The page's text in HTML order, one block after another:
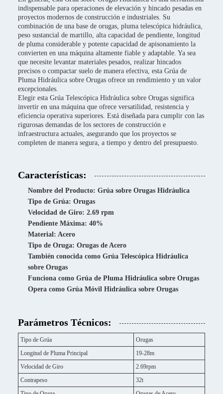
indispensable para operaciones de elevación y hincado pesadas en
proyectos modernos de construcción e industriales. Su
combinación de una base de orugas, pluma telescópica hidráulica,
peso sustancial de martillo, alta capacidad de pendiente, longitud
de pluma considerable y potente capacidad de apisonamiento la
convierten en una máquina altamente fiable y adaptable. Ya sea
que necesite levantar materiales pesados, realizar hincados
precisos o compactar suelo de manera efectiva, esta Grúa de
Pluma Hidráulica sobre Orugas ofrece un rendimiento y un valor
excepcionales.
Elegir esta Grúa Telescópica Hidráulica sobre Orugas significa
invertir en una máquina que ofrece versatilidad, resistencia y
eficiencia operativa superiores. Está diseñada para cumplir con las
rigurosas demandas de los sectores de construcción e
infraestructura actuales, asegurando que los proyectos se
completen de manera segura, a tiempo y dentro del presupuesto.
Características:
Nombre del Producto: Grúa sobre Orugas Hidráulica
Tipo de Grúa: Orugas
Velocidad de Giro: 2.69 rpm
Pendiente Máxima: 40%
Material: Acero
Tipo de Oruga: Orugas de Acero
También conocida como Grúa Telescópica Hidráulica
sobre Orugas
Funciona como Grúa de Pluma Hidráulica sobre Orugas
Opera como Grúa Móvil Hidráulica sobre Orugas
Parámetros Técnicos:
Tipo de Grúa
Orugas
Longitud de Pluma Principal
19-28m
Velocidad de Giro
2.69rpm
Contrapeso
32t